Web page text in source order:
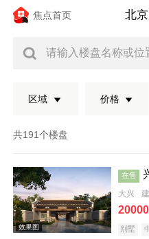
焦点首页 北
请输入楼盘名称或位
区域 价格
共191个楼盘
在售
大兴
20000
别墅